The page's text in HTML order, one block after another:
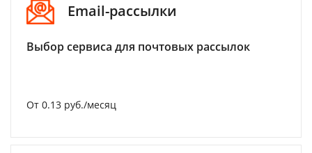
Email-рассылки
Выбор сервиса для почтовых рассылок
От 0.13 руб./месяц